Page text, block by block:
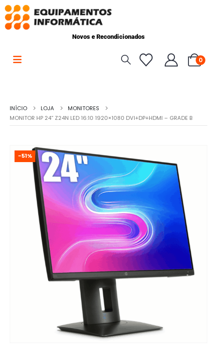
Novos e Recondicionados
0
INÍCIO LOJA
MONITORES
MONITOR HP 24” Z24N LED 16:10 1920×1080 DVI+DP+HDMI – GRADE B
-51%